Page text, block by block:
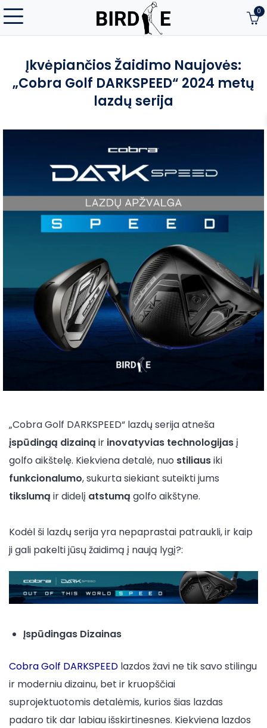
0
Įkvėpiančios Žaidimo Naujovės:
„Cobra Golf DARKSPEED“ 2024 metų
lazdų serija
„Cobra Golf DARKSPEED“ lazdų serija atneša
įspūdingą dizainą ir inovatyvias technologijasį
golfo aikštelę. Kiekviena detalė, nuo stiliausiki
funkcionalumo, sukurta siekiant suteikti jums
tikslumą ir didelį atstumą golfo aikštyne.
Kodėl ši lazdų serija yra nepaprastai patraukli, ir kaip
ji gali pakelti jūsų žaidimą į naują lygį?:
Įspūdingas Dizainas
Cobra Golf DARKSPEED lazdos žavi ne tik savo stilingu
ir moderniu dizainu, bet ir kruopščiai
suprojektuotomis detalėmis, kurios šias lazdas
padaro tik dar labiau išskirtinesnes. Kiekviena lazdos